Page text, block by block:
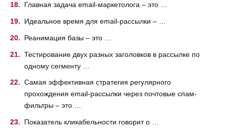
Главная задача email-маркетолога – это …
Идеальное время для email-рассылки – …
Реанимация базы – это …
Тестирование двух разных заголовков в рассылке по
одному сегменту …
Самая эффективная стратегия регулярного
прохождения email-рассылки через почтовые спам-
фильтры – это …
Показатель кликабельности говорит о …